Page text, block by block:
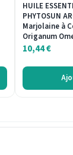
HUILE
PHYTOSUN
Marjolaine à
Origanum
10,44€